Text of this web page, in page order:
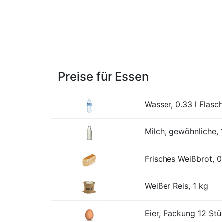
Preise für Essen
Wasser, 0.33 l
Milch, gewöhnliche,
Frisches Weißbrot,
Weißer Reis, 1 kg
Eier, Packung 12